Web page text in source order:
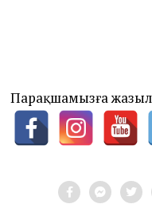
Парақшамызға